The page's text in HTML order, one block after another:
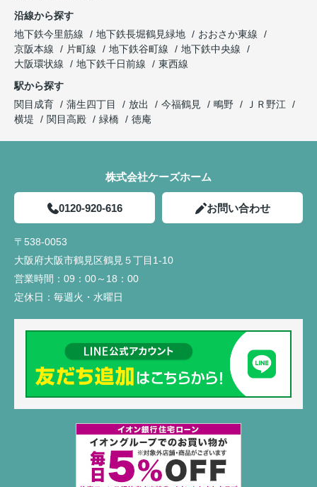
沿線から探す
地下鉄今里筋線
地下鉄長堀鶴見緑地
おおさか東線
京阪本線
片町線 地下鉄谷町線
地下鉄中央線
大阪環状線
地下鉄千日前線
東西線
駅から探す
関目成育
蒲生四丁目 放出 今福鶴見 鴫野
ＪＲ野江
横堤
関目高殿 緑橋 徳庵
株式会社ケーズホーム
0120-920-616 お問い合わせ
〒538-0053
大阪府大阪市鶴見区鶴見５丁目1-10
営業時間： 09：00～18：00
定休日： 毎週火・水曜日